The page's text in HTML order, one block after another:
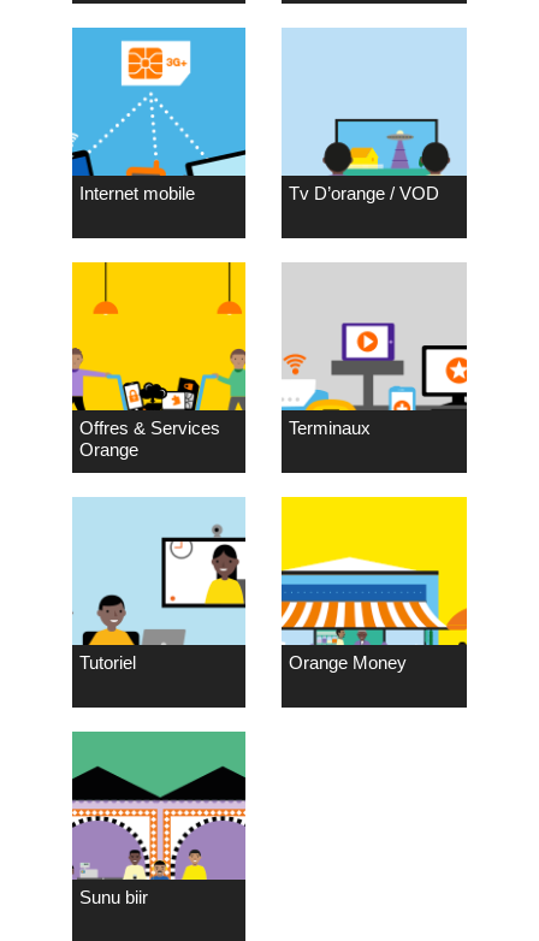
Internet mobile Tv D’orange / VOD
Offres & Services
Orange
Terminaux
Tutoriel Orange Money
Sunu biir